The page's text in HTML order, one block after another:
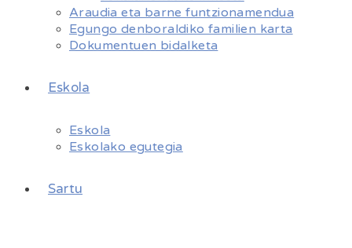
Araudia eta barne funtzionamendua
Egungo denboraldiko familien karta
Dokumentuen bidalketa
Eskola
Eskola
Eskolako egutegia
Sartu